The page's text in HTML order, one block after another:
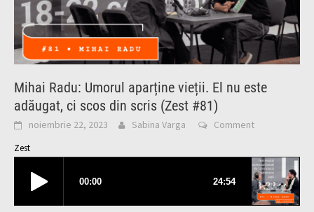
Mihai Radu: Umorul aparține vieții. El nu este
adăugat, ci scos din scris (Zest #81)
noiembrie 22, 2023 Sabina Varga Comment
Zest